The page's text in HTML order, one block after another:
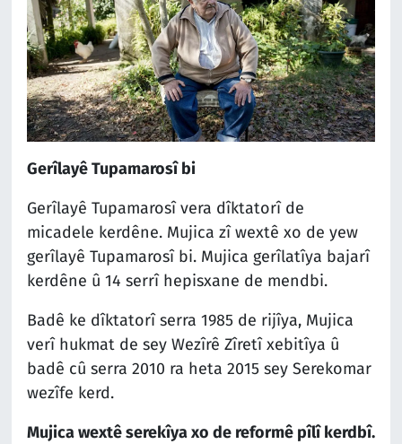
Gerîlayê Tupamarosî bi
Gerîlayê Tupamarosî vera dîktatorî de
micadele kerdêne. Mujica zî wextê xo de yew
gerîlayê Tupamarosî bi. Mujica gerîlatîya bajarî
kerdêne û 14 serrî hepisxane de mendbi.
Badê ke dîktatorî serra 1985 de rijîya, Mujica
verî hukmat de sey Wezîrê Zîretî xebitîya û
badê cû serra 2010 ra heta 2015 sey Serekomar
wezîfe kerd.
Mujica wextê serekîya xo de reformê pîlî kerdbî.